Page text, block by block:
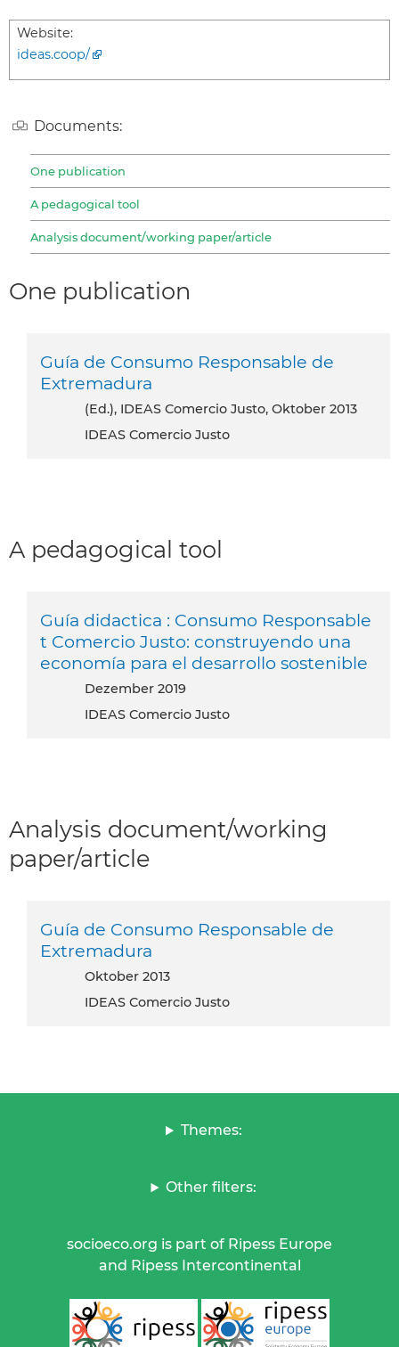
Website:
ideas.coop/
Documents:
One publication
A pedagogical tool
Analysis document/working paper/article
One publication
Guía de Consumo Responsable de
Extremadura
(ed.), IDEAS Comercio Justo, Oktober 2013
IDEAS Comercio Justo
A pedagogical tool
Guía didactica : Consumo Responsable
t Comercio Justo: construyendo una
economía para el desarrollo sostenible
Dezember 2019
IDEAS Comercio Justo
Analysis document/working
paper/article
Guía de Consumo Responsable de
Extremadura
Oktober 2013
IDEAS Comercio Justo
Themes:
Other filters:
socioeco.org is part of Ripess Europe
and Ripess Intercontinental